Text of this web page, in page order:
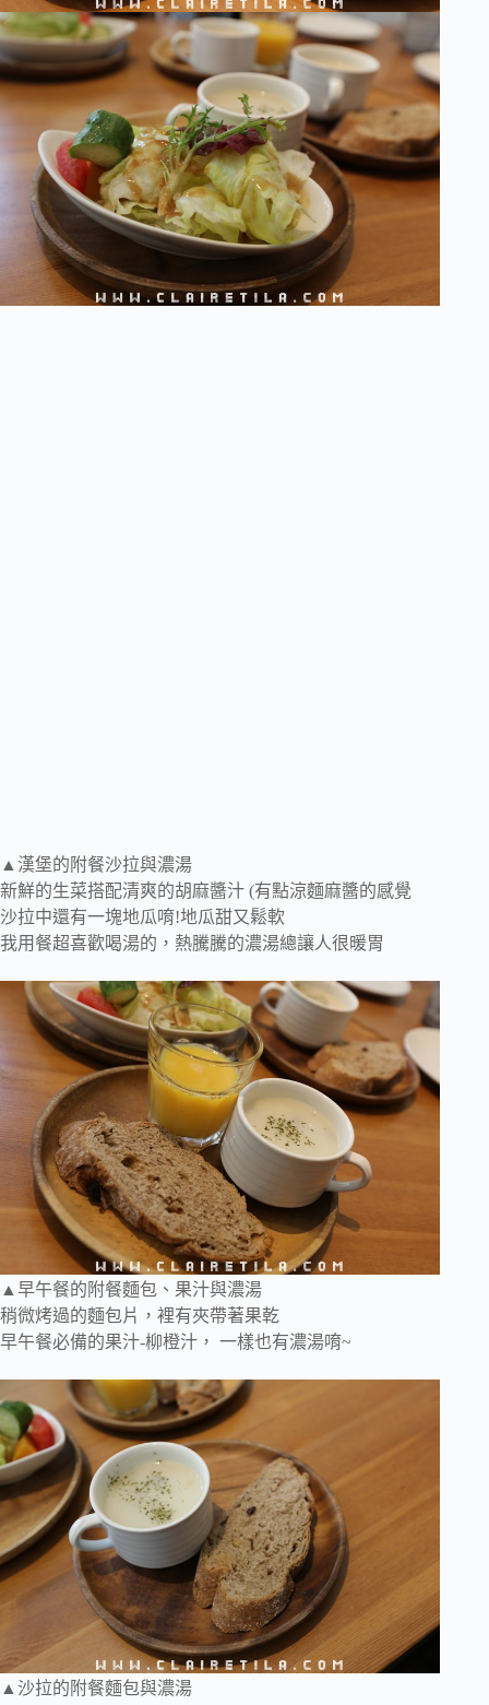
▲漢堡的附餐沙拉與濃湯
新鮮的生菜搭配清爽的胡麻醬汁 (有點涼麵麻醬的感覺
沙拉中還有一塊地瓜唷!地瓜甜又鬆軟
我用餐超喜歡喝湯的，熱騰騰的濃湯總讓人很暖胃
▲早午餐的附餐麵包、果汁與濃湯
稍微烤過的麵包片，裡有夾帶著果乾
早午餐必備的果汁-柳橙汁， 一樣也有濃湯唷~
▲沙拉的附餐麵包與濃湯